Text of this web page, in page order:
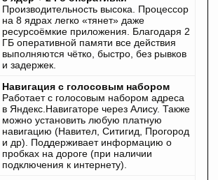
Производительность высока. Процессор
на 8 ядрах легко «тянет» даже
ресурсоёмкие приложения. Благодаря 2
ГБ оперативной памяти все действия
выполняются чётко, быстро, без рывков
и задержек.
Навигация с голосовым набором
Работает с голосовым набором адреса
в Яндекс.Навигаторе через Алису. Также
можно установить любую платную
навигацию (Навител, Ситигид, Прогород
и др). Поддерживает информацию о
пробках на дороге (при наличии
подключения к интернету).